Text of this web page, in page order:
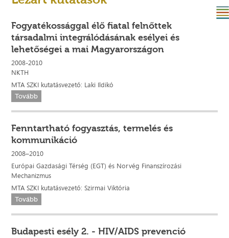
Fogyatékossággal élő fiatal felnőttek
társadalmi integrálódásának esélyei és
lehetőségei a mai Magyarországon
2008-2010
NKTH
MTA SZKI kutatásvezető: Laki Ildikó
Tovább
Fenntartható fogyasztás, termelés és
kommunikáció
2008–2010
Európai Gazdasági Térség (EGT) és Norvég Finanszírozási
Mechanizmus
MTA SZKI kutatásvezető: Szirmai Viktória
Tovább
Budapesti esély 2. - HIV/AIDS prevenció